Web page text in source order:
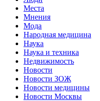
Места
Мнения
Мода
Народная медицина
Наука
Наука и техника
Недвижимость
Новости
Новости ЗОЖ
Новости медицины
Новости Москвы